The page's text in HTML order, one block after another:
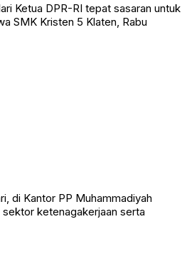
Ketua DPR-RI tepat sasaran untuk
SMK Kristen 5 Klaten, Rabu
di Kantor PP Muhammadiyah
ketenagakerjaan serta